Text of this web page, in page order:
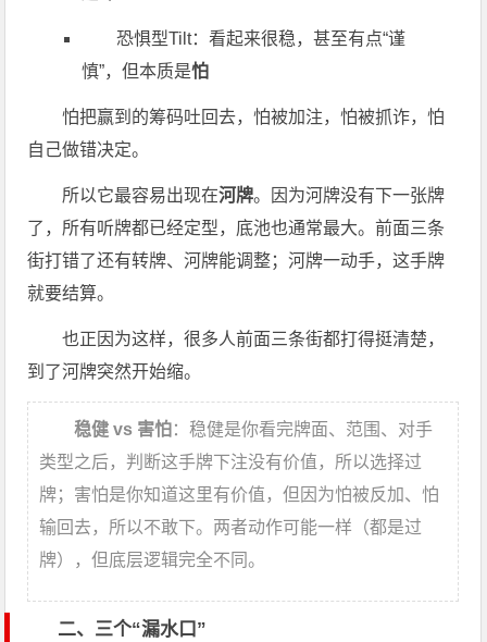
恐惧型Tilt：看起来很稳，甚至有点“谨
慎”，但本质是怕
怕把赢到的筹码吐回去，怕被加注，怕被抓诈，怕
自己做错决定。
所以它最容易出现在河牌。因为河牌没有下一张牌
了，所有听牌都已经定型，底池也通常最大。前面三条
街打错了还有转牌、河牌能调整；河牌一动手，这手牌
就要结算。
也正因为这样，很多人前面三条街都打得挺清楚，
到了河牌突然开始缩。
稳健 vs 害怕 ：稳健是你看完牌面、范围、对手
类型之后，判断这手牌下注没有价值，所以选择过
牌；害怕是你知道这里有价值，但因为怕被反加、怕
输回去，所以不敢下。两者动作可能一样（都是过
牌），但底层逻辑完全不同。
二、三个“漏水口”